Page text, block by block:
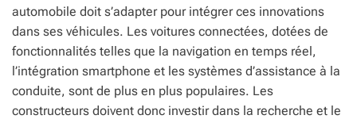
automobile doit s’adapter pour intégrer ces innovations
dans ses véhicules. Les voitures connectées, dotées de
fonctionnalités telles que la navigation en temps réel,
l’intégration smartphone et les systèmes d’assistance à la
conduite, sont de plus en plus populaires. Les
constructeurs doivent donc investir dans la recherche et le